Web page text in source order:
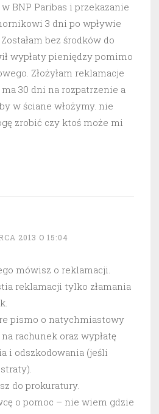
BNP Paribas i przekazanie
3 dni po wpływie
bez środków do
wypłaty pieniędzy pomimo
Złożyłam reklamacje
30 dni na rozpatrzenie a
w ściane włożymy. nie
zrobić czy ktoś może mi
2013 O 15:04
mówisz o reklamacji.
reklamacji tylko złamania
pismo o natychmiastowy
rachunek oraz wypłatę
i odszkodowania (jeśli
do prokuratury.
o pomoc – nie wiem gdzie